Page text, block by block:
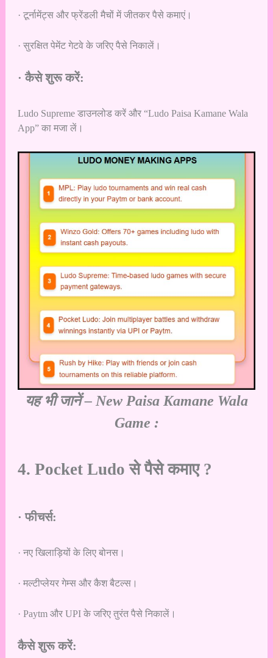
· टूर्नामेंट्स और फ्रेंडली मैचों में जीतकर पैसे कमाएं।
· सुरक्षित पेमेंट गेटवे के जरिए पैसे निकालें।
· कैसे शुरू करें:
Ludo Supreme डाउनलोड करें और “Ludo Paisa Kamane Wala
App” का मजा लें।
यह भी जानें – New Paisa Kamane Wala
Game :
4. Pocket Ludo से पैसे कमाए ?
· फीचर्स:
· नए खिलाड़ियों के लिए बोनस।
· मल्टीप्लेयर गेम्स और कैश बैटल्स।
· Paytm और UPI के जरिए तुरंत पैसे निकालें।
कैसे शुरू करें: